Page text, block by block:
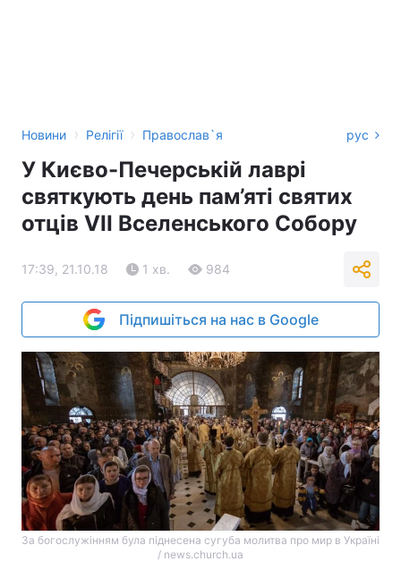
Новини › Релігії › Православ`я рус
У Києво-Печерській лаврі
святкують день пам’яті святих
отців VII Вселенського Собору
17:39, 21.10.18 1 хв. 984
Підпишіться на нас в Google
За богослужінням була піднесена сугуба молитва про мир в Україні
/ news.church.ua